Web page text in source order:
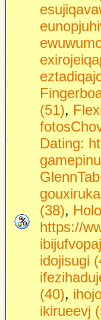
(51),
Dаting:
(38),
https://
idojisugi
(40),
ikirueevj